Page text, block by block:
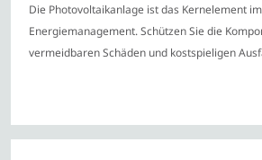
Die Photovoltaikanlage ist das Kernelement
Energiemanagement. Schützen Sie die
vermeidbaren Schäden und kostspieligen